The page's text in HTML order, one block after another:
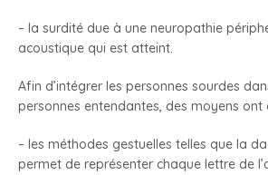
– la surdité due à une neuropathie
acoustique qui est atteint.
Afin d’intégrer les personnes sourdes
personnes entendantes, des moyens ont
– les méthodes gestuelles telles que la
permet de représenter chaque lettre de